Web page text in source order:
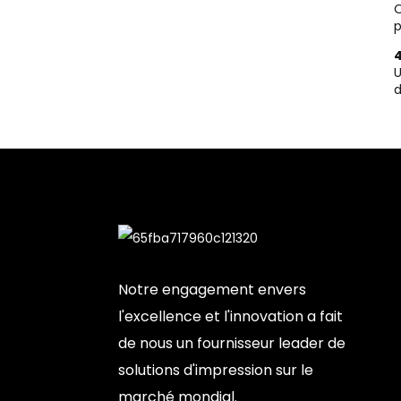
Notre engagement envers
l'excellence et l'innovation a fait
de nous un fournisseur leader de
solutions d'impression sur le
marché mondial.